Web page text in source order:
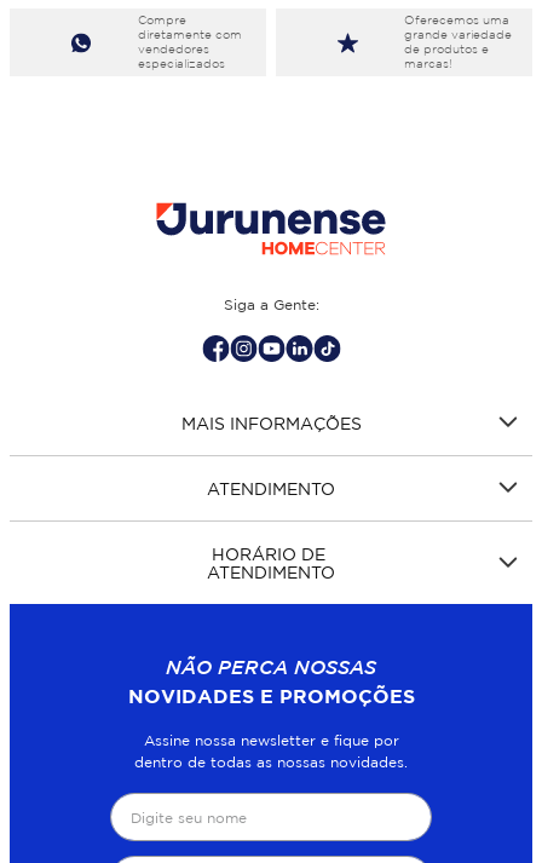
Compre
diretamente com
vendedores
especializados
Oferecemos uma
grande variedade
de produtos e
marcas!
Siga a Gente:
MAIS INFORMAÇÕES
ATENDIMENTO
HORÁRIO DE
ATENDIMENTO
NÃO PERCA NOSSAS
NOVIDADES E PROMOÇÕES
Assine nossa newsletter e fique por
dentro de todas as nossas novidades.